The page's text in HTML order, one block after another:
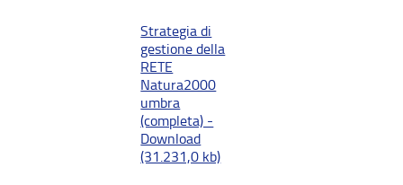
Strategia di
gestione della
RETE
Natura2000
umbra
(completa) -
Download
(31.231,0 kb)